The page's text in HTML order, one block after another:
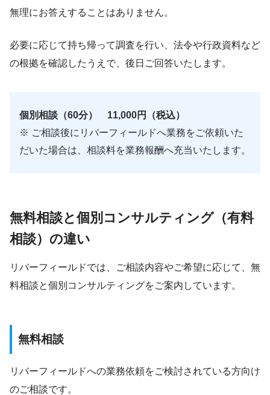
無理にお答えすることはありません。
必要に応じて持ち帰って調査を行い、法令や行政資料など
の根拠を確認したうえで、後日ご回答いたします。
個別相談（60分） 11,000円（税込）
※ ご相談後にリバーフィールドへ業務をご依頼いた
だいた場合は、相談料を業務報酬へ充当いたします。
無料相談と個別コンサルティング（有料
相談）の違い
リバーフィールドでは、ご相談内容やご希望に応じて、無
料相談と個別コンサルティングをご案内しています。
無料相談
リバーフィールドへの業務依頼をご検討されている方向け
のご相談です。